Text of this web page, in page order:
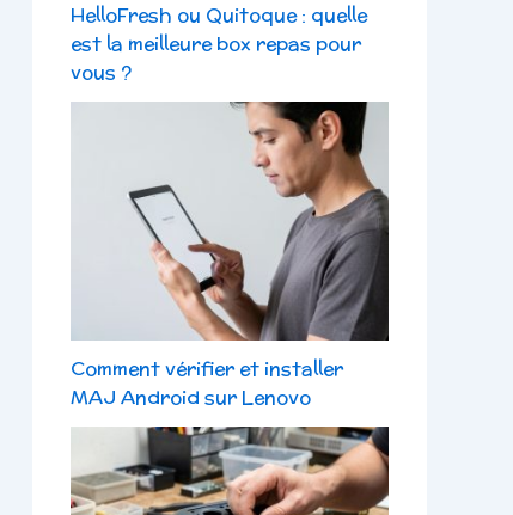
HelloFresh ou Quitoque : quelle
est la meilleure box repas pour
vous ?
Comment vérifier et installer
MAJ Android sur Lenovo